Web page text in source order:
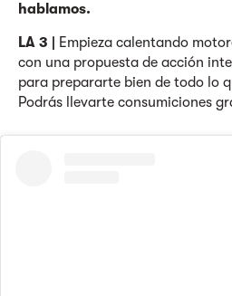
hablamos.
LA 3 | Empieza calentando
con una propuesta de acción
para prepararte bien de todo lo
Podrás llevarte consumiciones